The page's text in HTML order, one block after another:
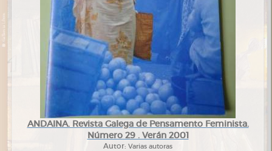
ANDAINA. Revista Galega de Pensamento Feminista.
Número 29 . Verán 2001
Autor: Varias autoras